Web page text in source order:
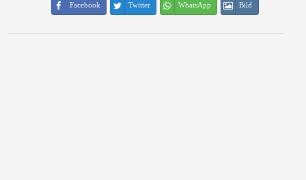
Facebook Twitter WhatsApp Bild